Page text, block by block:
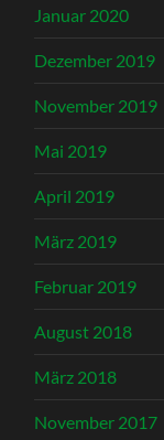
Januar 2020
Dezember 2019
November 2019
Mai 2019
April 2019
März 2019
Februar 2019
August 2018
März 2018
November 2017